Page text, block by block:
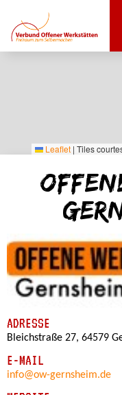
Leaflet | Tiles
ADRESSE
Bleichstraße 27, 64579
E-MAIL
info@ow-gernsheim.de